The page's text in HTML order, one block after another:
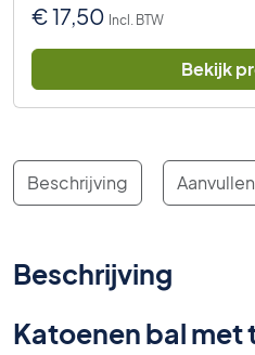
€17,50 Incl. BTW
Bekijk
Beschrijving
Beschrijving
Katoenen bal